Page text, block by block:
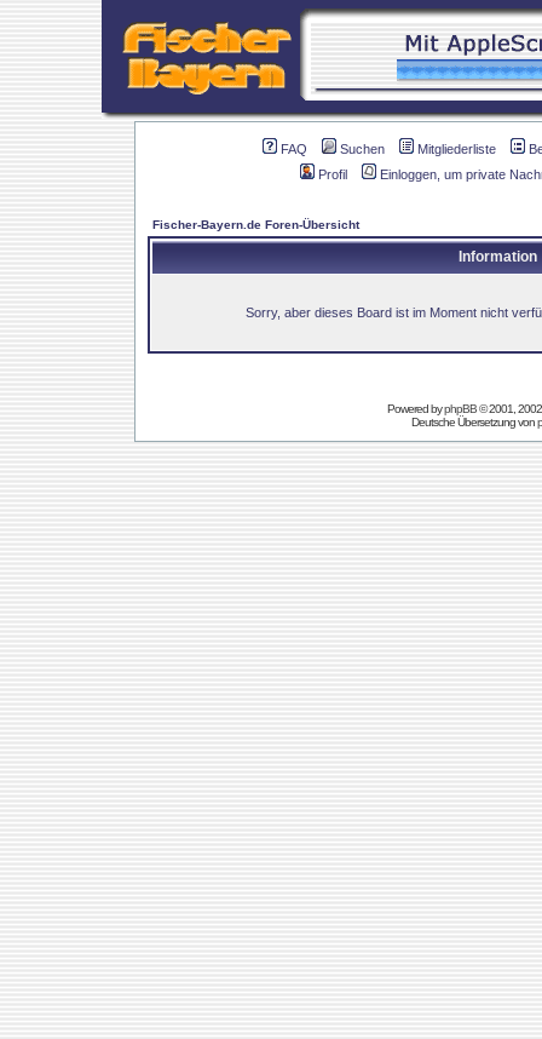
FAQ Suchen Mitgliederliste
Profil
Einloggen, um private
Fischer-Bayern.de Foren-Übersicht
Information
Sorry, aber dieses Board ist im Moment nicht
Powered byphpBB© 2001,
Deutsche Übersetzung von